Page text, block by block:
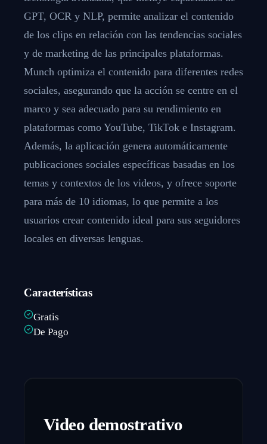
GPT, OCR y NLP, permite analizar el contenido
de los clips en relación con las tendencias sociales
y de marketing de las principales plataformas.
Munch optimiza el contenido para diferentes redes
sociales, asegurando que la acción se centre en el
marco y sea adecuado para su rendimiento en
plataformas como YouTube, TikTok e Instagram.
Además, la aplicación genera automáticamente
publicaciones sociales específicas basadas en los
temas y contextos de los videos, y ofrece soporte
para más de 10 idiomas, lo que permite a los
usuarios crear contenido ideal para sus seguidores
locales en diversas lenguas.
Características
Gratis
De Pago
Video demostrativo